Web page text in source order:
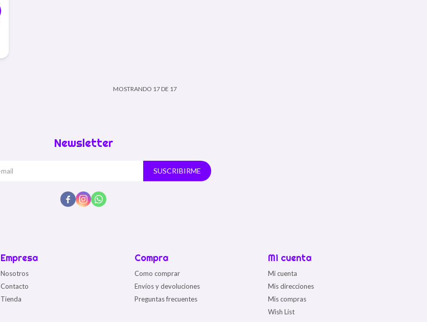
MOSTRANDO 17DE 17
Empresa
Nosotros
Contacto
Tienda
Compra
Como comprar
Envíos y devoluciones
Preguntas frecuentes
Mi cuenta
Mi cuenta
Mis direcciones
Mis compras
Wish List
Newsletter
SUSCRIBIRME
  